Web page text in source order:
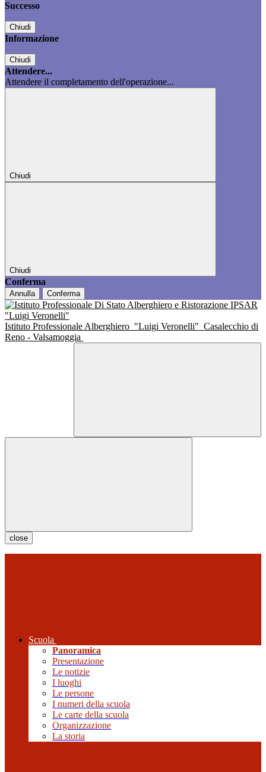
Successo
Chiudi
Informazione
Chiudi
Attendere...
Attendere il completamento dell'operazione...
Chiudi
Chiudi
Conferma
Annulla Conferma
Istituto Professionale Alberghiero "Luigi Veronelli" Casalecchio di
Reno - Valsamoggia
close
Scuola
Panoramica
Presentazione
Le notizie
I luoghi
Le persone
I numeri della scuola
Le carte della scuola
Organizzazione
La storia